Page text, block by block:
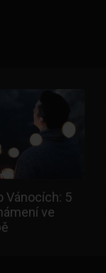
Vánocích: 5
ve